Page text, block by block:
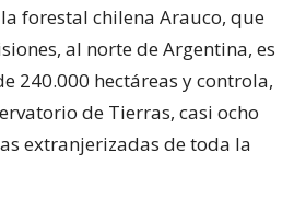
forestal chilena Arauco, que
al norte de Argentina, es
240.000 hectáreas y controla,
de Tierras, casi ocho
extranjerizadas de toda la